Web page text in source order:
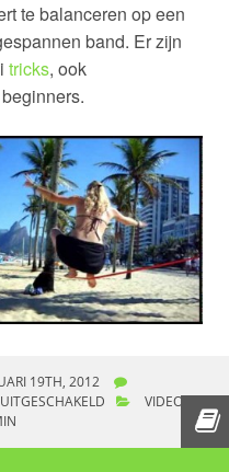
te balanceren op een
band. Er zijn
tricks, ook
19TH, 2012
VOOR EEN RELAXED
VIDEO